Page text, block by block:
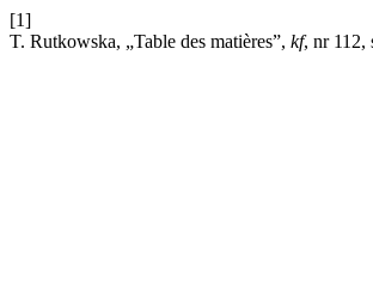
[1]
T. Rutkowska, „Table des matières”, kf, nr 112,